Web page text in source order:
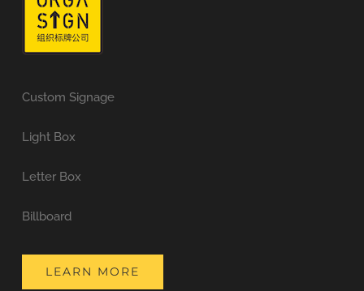
Custom Signage
Light Box
Letter Box
Billboard
LEARN MORE